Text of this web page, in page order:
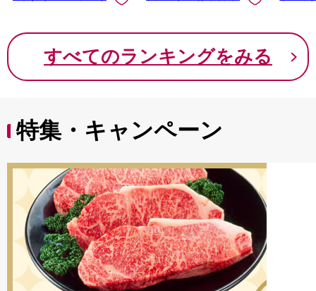
9000円 九千円
すべてのランキングをみる
特集・キャンペーン